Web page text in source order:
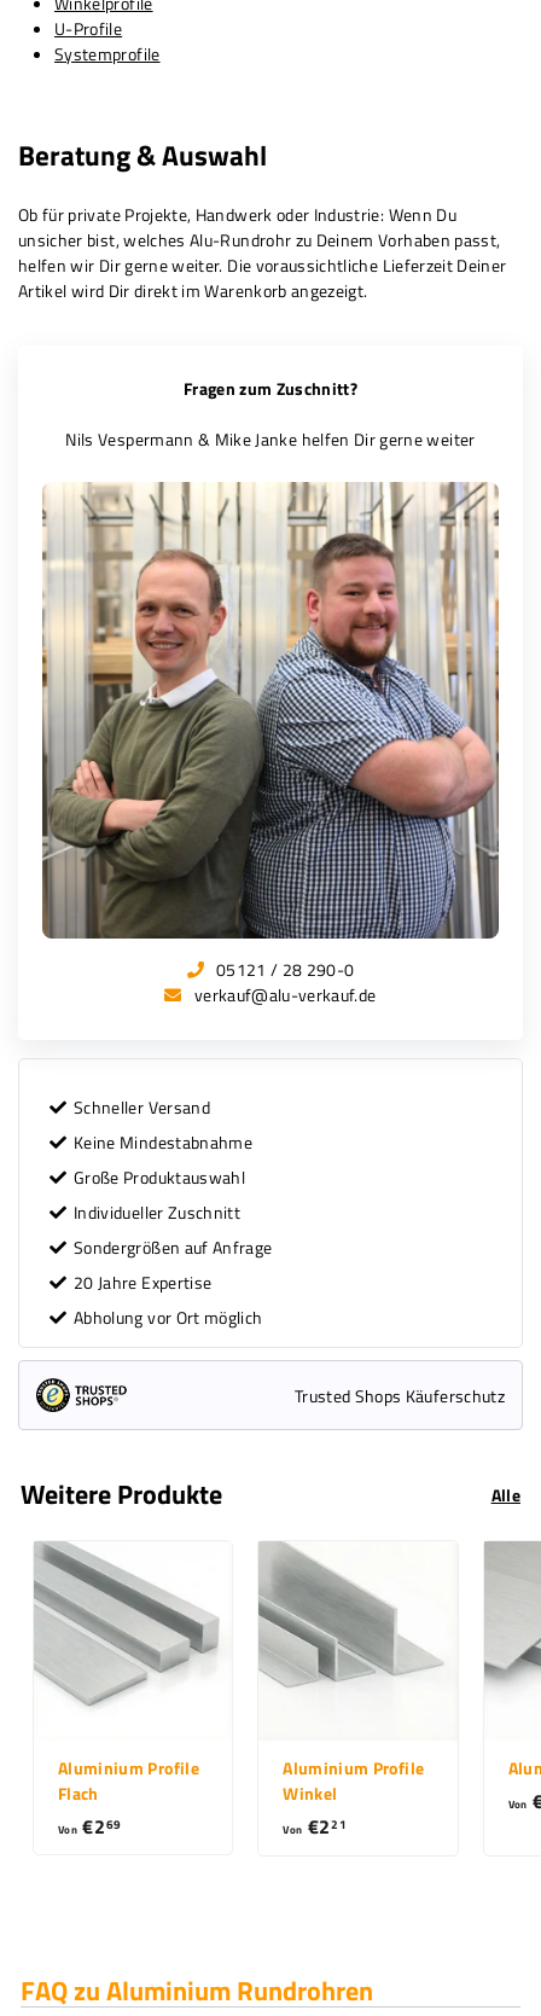
U-Profile
Systemprofile
Beratung & Auswahl
Ob für private Projekte, Handwerk oder Industrie: Wenn Du
unsicher bist, welches Alu-Rundrohr zu Deinem Vorhaben passt,
helfen wir Dir gerne weiter. Die voraussichtliche Lieferzeit Deiner
Artikel wird Dir direkt im Warenkorb angezeigt.
Fragen zum Zuschnitt?
Nils Vespermann & Mike Janke helfen Dir gerne weiter
05121 / 28 290-0
verkauf@alu-verkauf.de
Schneller Versand
Keine Mindestabnahme
Große Produktauswahl
Individueller Zuschnitt
Sondergrößen auf Anfrage
20 Jahre Expertise
Abholung vor Ort möglich
Trusted Shops Käuferschutz
Weitere Produkte Alle
Aluminium Profile
Flach
Von €269
6
Aluminium Profile
Winkel
Von €221
2
Von
FAQ zu Aluminium Rundrohren